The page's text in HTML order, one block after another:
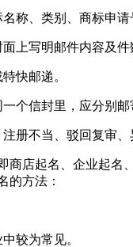
称、类别、商标申
上写明邮件内容及
快邮递。
个信封里，应分别邮
册不当、驳回复审
商店起名、企业起
的方法：
较为常见。